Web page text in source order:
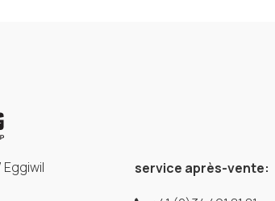
Eggiwil service après-vente: